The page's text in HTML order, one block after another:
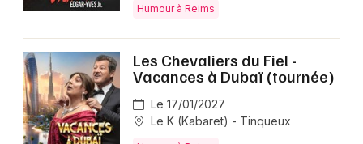
Humour à Reims
Les Chevaliers du Fiel -
Vacances à Dubaï (tournée)
Le 17/01/2027
Le K (Kabaret) - Tinqueux